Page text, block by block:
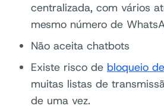
centralizada, com vários
mesmo número de
Não aceita chatbots
Existe risco de bloqueio
muitas listas de
de uma vez.